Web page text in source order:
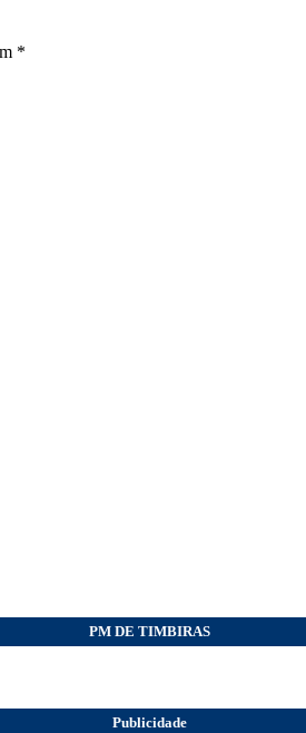
*
PM DE TIMBIRAS
Publicidade